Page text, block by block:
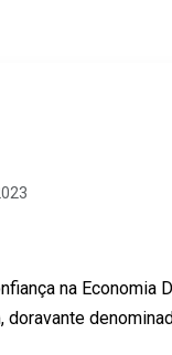
na Economia
doravante